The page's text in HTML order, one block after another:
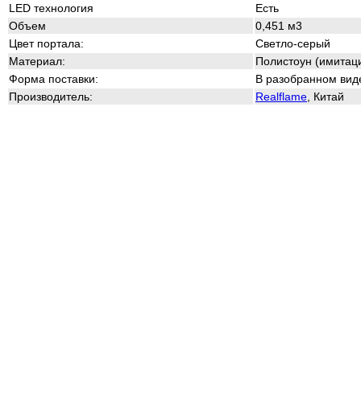
LED технология
Есть
Объем
0,451 м3
Цвет портала:
Светло-серый
Материал:
Полистоун
Форма поставки:
В разобранном
Производитель:
Realflame , Китай